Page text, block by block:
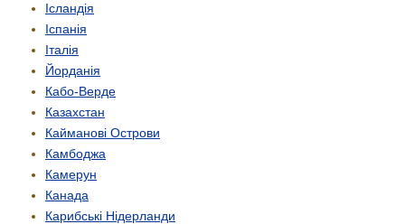
Ісландія
Іспанія
Італія
Йорданія
Кабо-Верде
Казахстан
Кайманові Острови
Камбоджа
Камерун
Канада
Карибські Нідерланди